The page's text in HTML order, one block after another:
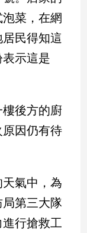
菜，在網
民得知這
示這是
後方的廚
因仍有待
氣中，為
第三大隊
行搶救工